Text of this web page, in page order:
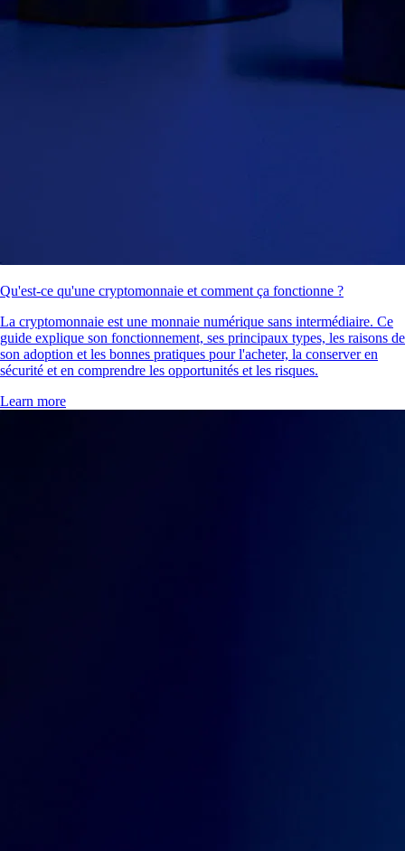
Qu'est-ce qu'une cryptomonnaie et comment ça fonctionne ?
La cryptomonnaie est une monnaie numérique sans intermédiaire. Ce
guide explique son fonctionnement, ses principaux types, les raisons de
son adoption et les bonnes pratiques pour l'acheter, la conserver en
sécurité et en comprendre les opportunités et les risques.
Learn more